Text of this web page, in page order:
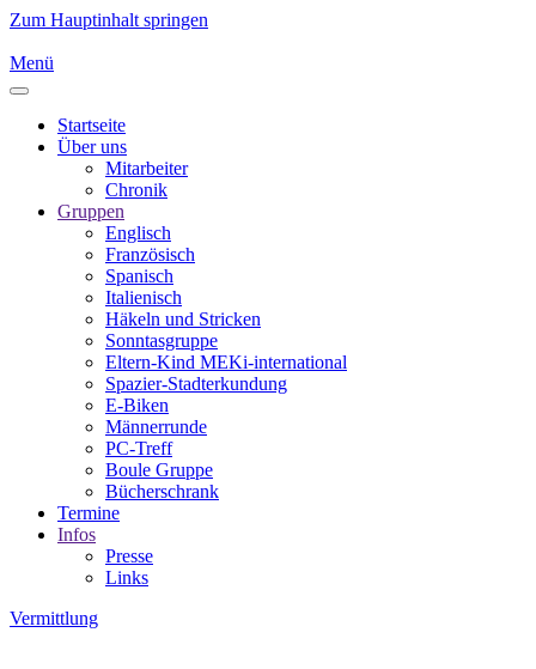
Zum Hauptinhalt springen
Menü
Startseite
Über uns
Mitarbeiter
Chronik
Gruppen
Englisch
Französisch
Spanisch
Italienisch
Häkeln und Stricken
Sonntasgruppe
Eltern-Kind MEKi-international
Spazier-Stadterkundung
E-Biken
Männerrunde
PC-Treff
Boule Gruppe
Bücherschrank
Termine
Infos
Presse
Links
Vermittlung